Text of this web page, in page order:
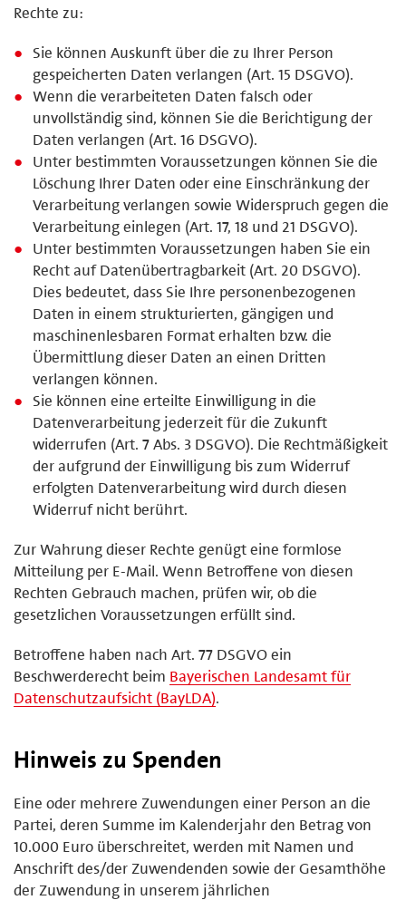
Rechte zu:
Sie können Auskunft über die zu Ihrer Person
gespeicherten Daten verlangen (Art. 15 DSGVO).
Wenn die verarbeiteten Daten falsch oder
unvollständig sind, können Sie die Berichtigung der
Daten verlangen (Art. 16 DSGVO).
Unter bestimmten Voraussetzungen können Sie die
Löschung Ihrer Daten oder eine Einschränkung der
Verarbeitung verlangen sowie Widerspruch gegen die
Verarbeitung einlegen (Art. 17, 18 und 21 DSGVO).
Unter bestimmten Voraussetzungen haben Sie ein
Recht auf Datenübertragbarkeit (Art. 20 DSGVO).
Dies bedeutet, dass Sie Ihre personenbezogenen
Daten in einem strukturierten, gängigen und
maschinenlesbaren Format erhalten bzw. die
Übermittlung dieser Daten an einen Dritten
verlangen können.
Sie können eine erteilte Einwilligung in die
Datenverarbeitung jederzeit für die Zukunft
widerrufen (Art. 7 Abs. 3 DSGVO). Die Rechtmäßigkeit
der aufgrund der Einwilligung bis zum Widerruf
erfolgten Datenverarbeitung wird durch diesen
Widerruf nicht berührt.
Zur Wahrung dieser Rechte genügt eine formlose
Mitteilung per E-Mail. Wenn Betroffene von diesen
Rechten Gebrauch machen, prüfen wir, ob die
gesetzlichen Voraussetzungen erfüllt sind.
Betroffene haben nach Art. 77 DSGVO ein
Beschwerderecht beim Bayerischen Landesamt für
Datenschutzaufsicht (BayLDA).
Hinweis zu Spenden
Eine oder mehrere Zuwendungen einer Person an die
Partei, deren Summe im Kalenderjahr den Betrag von
10.000 Euro überschreitet, werden mit Namen und
Anschrift des/der Zuwendenden sowie der Gesamthöhe
der Zuwendung in unserem jährlichen